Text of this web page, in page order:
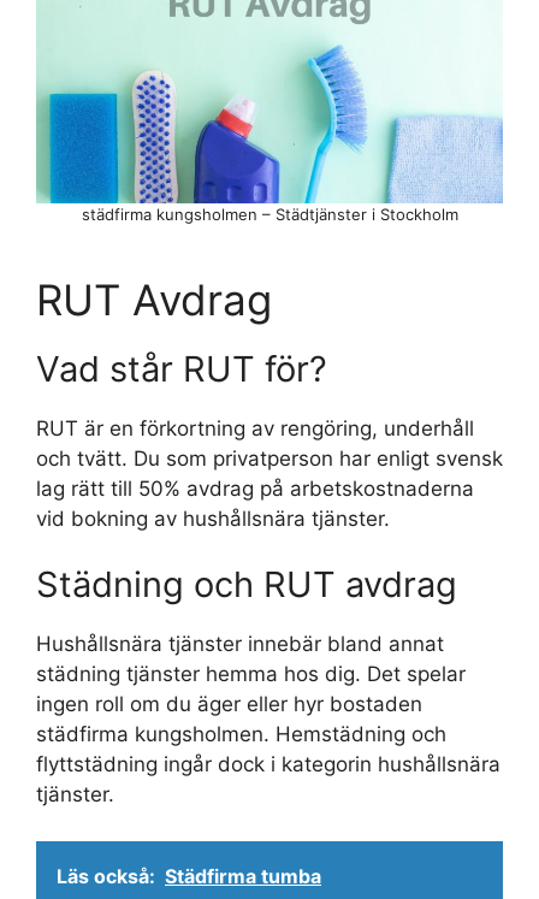
RUT Avdrag
Vad står RUT för?
RUT är en förkortning av rengöring, underhåll
och tvätt. Du som privatperson har enligt svensk
lag rätt till 50% avdrag på arbetskostnaderna
vid bokning av hushållsnära tjänster.
Städning och RUT avdrag
Hushållsnära tjänster innebär bland annat
städning tjänster hemma hos dig. Det spelar
ingen roll om du äger eller hyr bostaden
städfirma kungsholmen. Hemstädning och
flyttstädning ingår dock i kategorin hushållsnära
tjänster.
Läs också: Städfirma tumba
städfirma kungsholmen – Städtjänster i Stockholm